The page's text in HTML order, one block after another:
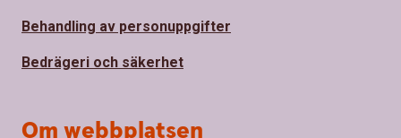
Behandling av personuppgifter
Bedrägeri och säkerhet
Om webbplatsen